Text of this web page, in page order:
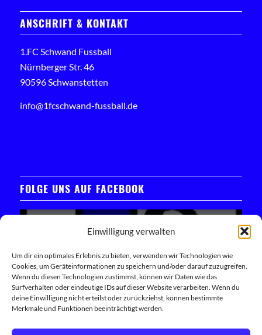
Einwilligung verwalten
Um dir ein optimales Erlebnis zu bieten, verwenden wir Technologien wie
Cookies, um Geräteinformationen zu speichern und/oder darauf zuzugreifen.
Wenn du diesen Technologien zustimmst, können wir Daten wie das
Surfverhalten oder eindeutige IDs auf dieser Website verarbeiten. Wenn du
deine Einwilligung nicht erteilst oder zurückziehst, können bestimmte
Merkmale und Funktionen beeinträchtigt werden.
ANSCHRIFT & KONTAKT
1.FC Schwand Fussball
Nürnberger Str. 46
90596 Schwanstetten
info@1fcschwand-fussball.de
FOLGE UNS AUF FACEBOOK
Klicken Sie hier, um das Facebook-Widget zu laden
Trete unserer Facebook-Community bei